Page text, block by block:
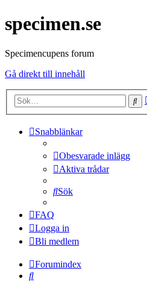
specimen.se
Specimencupens forum
Gå direkt till innehåll
Sök
Snabblänkar
Obesvarade inlägg
Aktiva trådar
Sök
FAQ
Logga in
Bli medlem
Forumindex
Sök